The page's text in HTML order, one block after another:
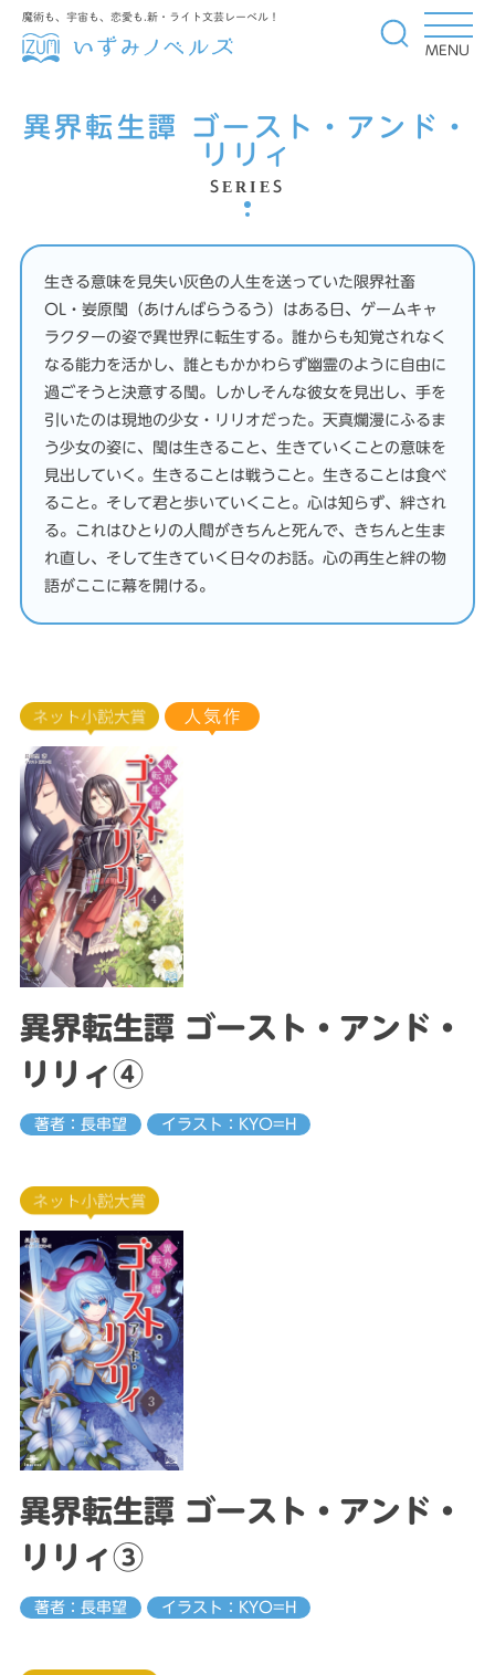
MENU
魔術も、宇宙も、恋愛も.新・ライト文芸レーベル！
異界転生譚 ゴースト・アンド・
リリィ
SERIES
生きる意味を見失い灰色の人生を送っていた限界社畜
OL・妛原閠（あけんばらうるう）はある日、ゲームキャ
ラクターの姿で異世界に転生する。誰からも知覚されなく
なる能力を活かし、誰ともかかわらず幽霊のように自由に
過ごそうと決意する閠。しかしそんな彼女を見出し、手を
引いたのは現地の少女・リリオだった。天真爛漫にふるま
う少女の姿に、閠は生きること、生きていくことの意味を
見出していく。生きることは戦うこと。生きることは食べ
ること。そして君と歩いていくこと。心は知らず、絆され
る。これはひとりの人間がきちんと死んで、きちんと生ま
れ直し、そして生きていく日々のお話。心の再生と絆の物
語がここに幕を開ける。
異界転生譚 ゴースト・アンド・
リリィ④
著者：長串望 イラスト：KYO=H
異界転生譚 ゴースト・アンド・
リリィ③
著者：長串望 イラスト：KYO=H